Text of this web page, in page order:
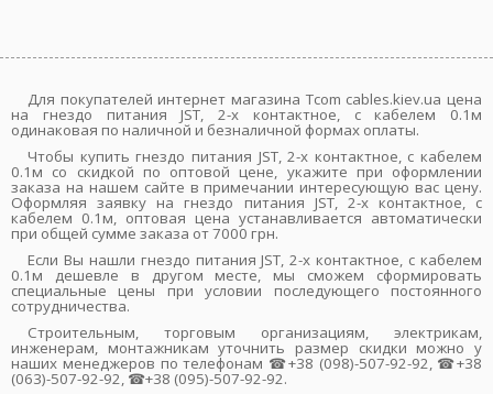
Для покупателей интернет магазина Tcom cables.kiev.ua цена
на гнездо питания JST, 2-х контактное, с кабелем 0.1м
одинаковая по наличной и безналичной формах оплаты.
Чтобы купить гнездо питания JST, 2-х контактное, с кабелем
0.1м со скидкой по оптовой цене, укажите при оформлении
заказа на нашем сайте в примечании интересующую вас цену.
Оформляя заявку на гнездо питания JST, 2-х контактное, с
кабелем 0.1м, оптовая цена устанавливается автоматически
при общей сумме заказа от 7000 грн.
Если Вы нашли гнездо питания JST, 2-х контактное, с кабелем
0.1м дешевле в другом месте, мы сможем сформировать
специальные цены при условии последующего постоянного
сотрудничества.
Строительным, торговым организациям, электрикам,
инженерам, монтажникам уточнить размер скидки можно у
наших менеджеров по телефонам ☎+38 (098)-507-92-92, ☎+38
(063)-507-92-92, ☎+38 (095)-507-92-92.